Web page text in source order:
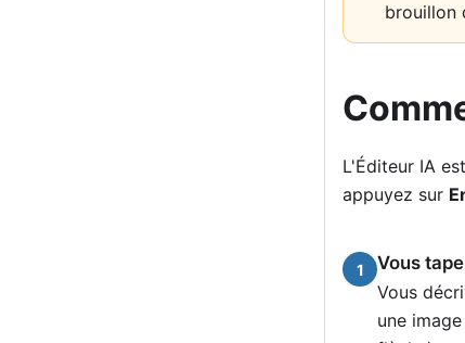
brouillon
L'Éditeur IA
appuyez sur
1
Vous
Vous
une